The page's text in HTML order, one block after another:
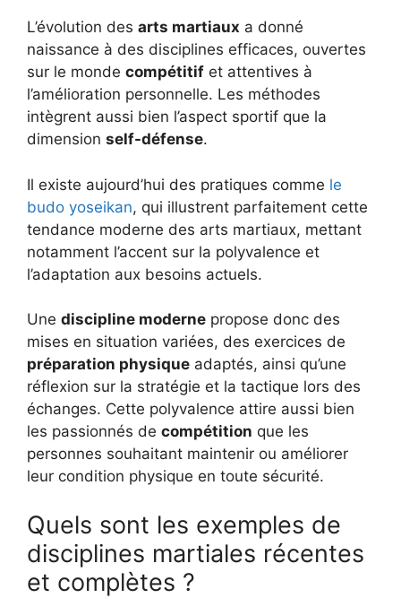
L’évolution des arts martiaux a donné
naissance à des disciplines efficaces, ouvertes
sur le monde compétitif et attentives à
l’amélioration personnelle. Les méthodes
intègrent aussi bien l’aspect sportif que la
dimension self-défense.
Il existe aujourd’hui des pratiques comme le
budo yoseikan, qui illustrent parfaitement cette
tendance moderne des arts martiaux, mettant
notamment l’accent sur la polyvalence et
l’adaptation aux besoins actuels.
Une discipline moderne propose donc des
mises en situation variées, des exercices de
préparation physique adaptés, ainsi qu’une
réflexion sur la stratégie et la tactique lors des
échanges. Cette polyvalence attire aussi bien
les passionnés de compétition que les
personnes souhaitant maintenir ou améliorer
leur condition physique en toute sécurité.
Quels sont les exemples de
disciplines martiales récentes
et complètes ?